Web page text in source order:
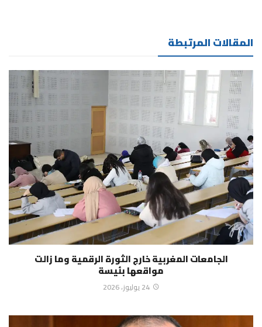
المقالات المرتبطة
الجامعات المغربية خارج الثورة الرقمية وما زالت
مواقعها بئيسة
24 يوليوز، 2026